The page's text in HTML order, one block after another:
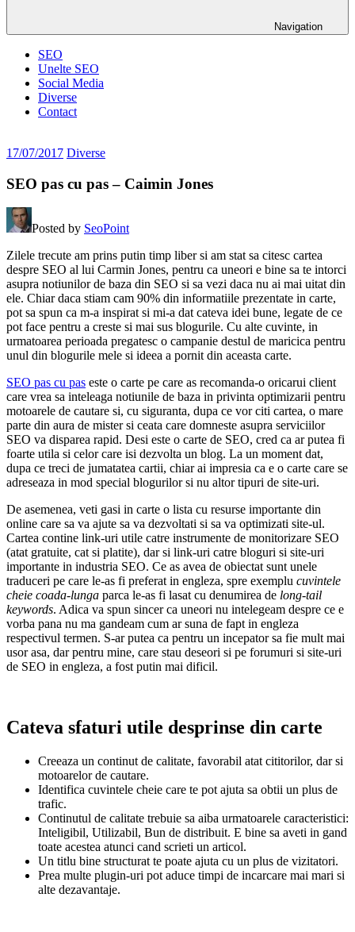
Navigation
SEO
Unelte SEO
Social Media
Diverse
Contact
17/07/2017 Diverse
SEO pas cu pas – Caimin Jones
Posted by SeoPoint
Zilele trecute am prins putin timp liber si am stat sa citesc cartea
despre SEO al lui Carmin Jones, pentru ca uneori e bine sa te intorci
asupra notiunilor de baza din SEO si sa vezi daca nu ai mai uitat din
ele. Chiar daca stiam cam 90% din informatiile prezentate in carte,
pot sa spun ca m-a inspirat si mi-a dat cateva idei bune, legate de ce
pot face pentru a creste si mai sus blogurile. Cu alte cuvinte, in
urmatoarea perioada pregatesc o campanie destul de maricica pentru
unul din blogurile mele si ideea a pornit din aceasta carte.
SEO pas cu pas este o carte pe care as recomanda-o oricarui client
care vrea sa inteleaga notiunile de baza in privinta optimizarii pentru
motoarele de cautare si, cu siguranta, dupa ce vor citi cartea, o mare
parte din aura de mister si ceata care domneste asupra serviciilor
SEO va disparea rapid. Desi este o carte de SEO, cred ca ar putea fi
foarte utila si celor care isi dezvolta un blog. La un moment dat,
dupa ce treci de jumatatea cartii, chiar ai impresia ca e o carte care se
adreseaza in mod special blogurilor si nu altor tipuri de site-uri.
De asemenea, veti gasi in carte o lista cu resurse importante din
online care sa va ajute sa va dezvoltati si sa va optimizati site-ul.
Cartea contine link-uri utile catre instrumente de monitorizare SEO
(atat gratuite, cat si platite), dar si link-uri catre bloguri si site-uri
importante in industria SEO. Ce as avea de obiectat sunt unele
traduceri pe care le-as fi preferat in engleza, spre exemplu cuvintele
cheie coada-lunga parca le-as fi lasat cu denumirea de long-tail
keywords. Adica va spun sincer ca uneori nu intelegeam despre ce e
vorba pana nu ma gandeam cum ar suna de fapt in engleza
respectivul termen. S-ar putea ca pentru un incepator sa fie mult mai
usor asa, dar pentru mine, care stau deseori si pe forumuri si site-uri
de SEO in engleza, a fost putin mai dificil.
Cateva sfaturi utile desprinse din carte
Creeaza un continut de calitate, favorabil atat cititorilor, dar si
motoarelor de cautare.
Identifica cuvintele cheie care te pot ajuta sa obtii un plus de
trafic.
Continutul de calitate trebuie sa aiba urmatoarele caracteristici:
Inteligibil, Utilizabil, Bun de distribuit. E bine sa aveti in gand
toate acestea atunci cand scrieti un articol.
Un titlu bine structurat te poate ajuta cu un plus de vizitatori.
Prea multe plugin-uri pot aduce timpi de incarcare mai mari si
alte dezavantaje.